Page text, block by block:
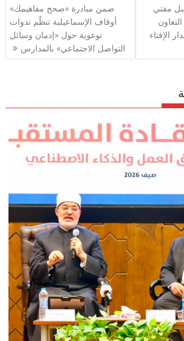
A
p
p
مفتي
الإفتاء
ضمن مبادرة «صحح مفاهيمك»
أوقاف الإسماعيلية تنظّم ندوات
توعوية حول «إدمان وسائل
التواصل الاجتماعي» بالمدارس